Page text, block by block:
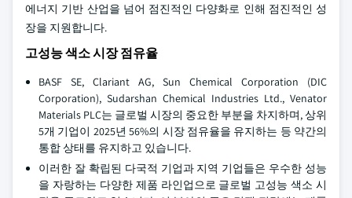
에너지 기반 산업을 넘어 점진적인 다양화로 인해 점진적인 성
장을 지원합니다.
고성능 색소 시장 점유율
BASF SE, Clariant AG, Sun Chemical Corporation (DIC
Corporation), Sudarshan Chemical Industries Ltd., Venator
Materials PLC는 글로벌 시장의 중요한 부분을 차지하며, 상위
5개 기업이 2025년 56%의 시장 점유율을 유지하는 등 약간의
통합 상태를 유지하고 있습니다.
이러한 잘 확립된 다국적 기업과 지역 기업들은 우수한 성능
을 자랑하는 다양한 제품 라인업으로 글로벌 고성능 색소 시